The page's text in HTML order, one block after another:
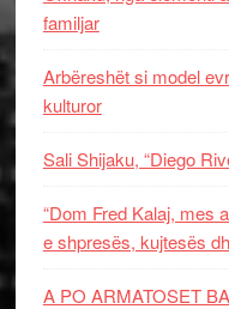
familjar
Arbëreshët si model
kulturor
Sali Shijaku, “Diego
“Dom Fred Kalaj, mes
e shpresës, kujtesës
A PO ARMATOSET